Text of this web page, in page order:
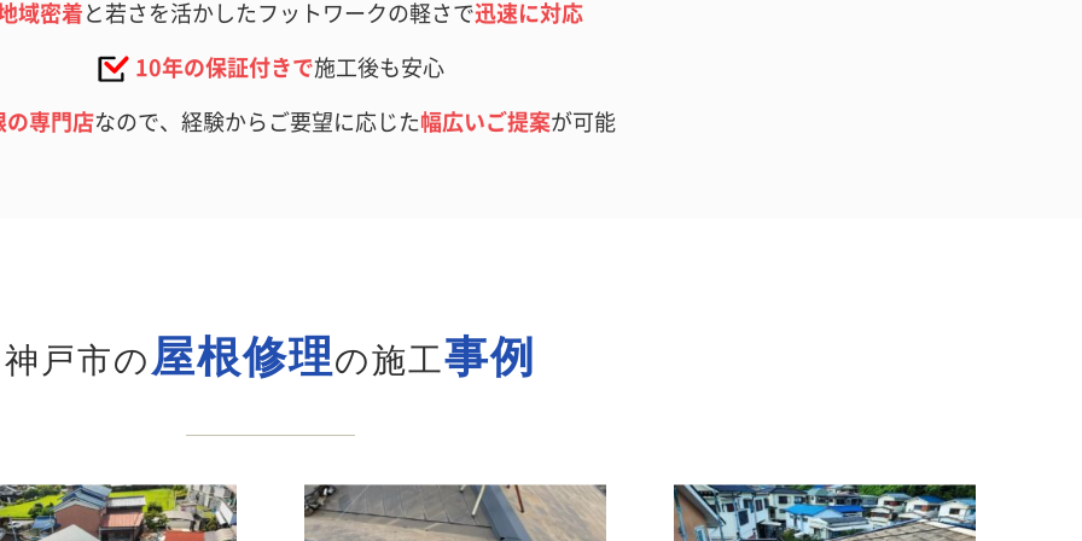
域密着と若さを活かしたフットワークの軽さで迅速に対応
10年の保証付きで施工後も安心
の専門店なので、経験からご要望に応じた幅広いご提案が可能
神戸市の屋根修理の施工事例